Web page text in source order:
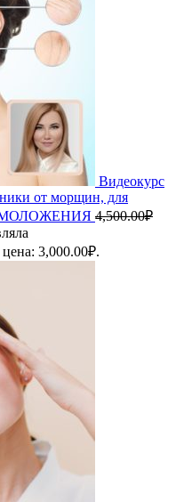
Видеокурс
от морщин, для
4,500.00₽
3,000.00₽.